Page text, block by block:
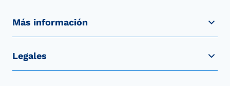
Más información
Legales